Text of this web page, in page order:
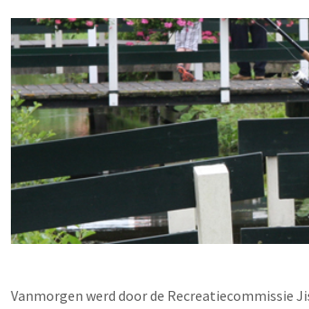
Vanmorgen werd door de Recreatiecommissie